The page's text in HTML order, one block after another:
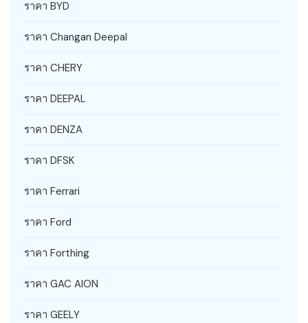
ราคา BYD
ราคา Changan Deepal
ราคา CHERY
ราคา DEEPAL
ราคา DENZA
ราคา DFSK
ราคา Ferrari
ราคา Ford
ราคา Forthing
ราคา GAC AION
ราคา GEELY